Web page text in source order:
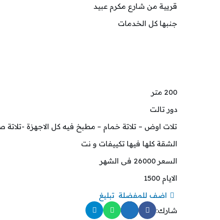
قريية من شارع مكرم عبيد
جنبها كل الخدمات
200 متر
دور تالت
تلات اوض – تلاتة خمام – مطبخ فيه كل الاجهزة -تلاتة
الشقة كلها فيها تكييفات و نت
السعر 26000 فى الشهر
الايام 1500
اضف للمفضلة تبليغ
شارك: